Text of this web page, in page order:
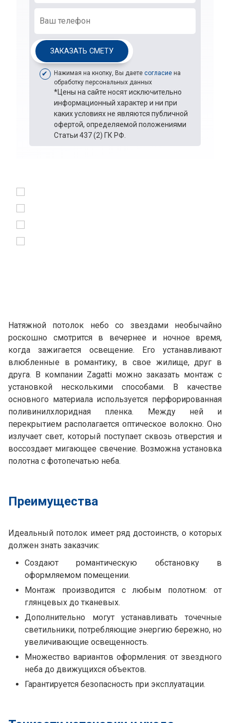
ЗАКАЗАТЬ СМЕТУ
Нажимая на кнопку, Вы даете согласие на
обработку персональных данных
*Цены на сайте носят исключительно
информационный характер и ни при
каких условиях не являются публичной
офертой, определяемой положениями
Статьи 437 (2) ГК РФ.
Натяжной потолок небо со звездами необычайно
роскошно смотрится в вечернее и ночное время,
когда зажигается освещение. Его устанавливают
влюбленные в романтику, в свое жилище, друг в
друга. В компании Zagatti можно заказать монтаж с
установкой несколькими способами. В качестве
основного материала используется перфорированная
поливинилхлоридная пленка. Между ней и
перекрытием располагается оптическое волокно. Оно
излучает свет, который поступает сквозь отверстия и
воссоздает мигающее свечение. Возможна установка
полотна с фотопечатью неба.
Преимущества
Идеальный потолок имеет ряд достоинств, о которых
должен знать заказчик:
Создают романтическую обстановку в
оформляемом помещении.
Монтаж производится с любым полотном: от
глянцевых до тканевых.
Дополнительно могут устанавливать точечные
светильники, потребляющие энергию бережно, но
увеличивающие освещенность.
Множество вариантов оформления: от звездного
неба до движущихся объектов.
Гарантируется безопасность при эксплуатации.